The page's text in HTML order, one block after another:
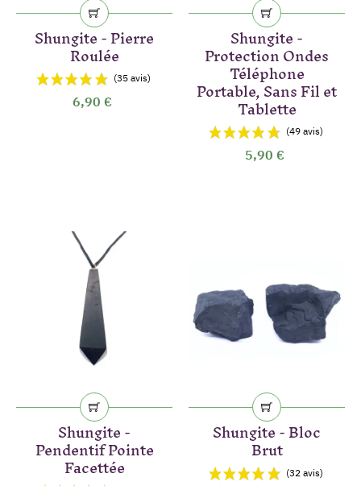
(1 avis)
Shungite - Pierre
Roulée
6,90 €
Shungite -
Protection Ondes
Téléphone
Portable, Sans Fil et
Tablette
5,90 €
Shungite -
Pendentif Pointe
Facettée
Shungite - Bloc
Brut